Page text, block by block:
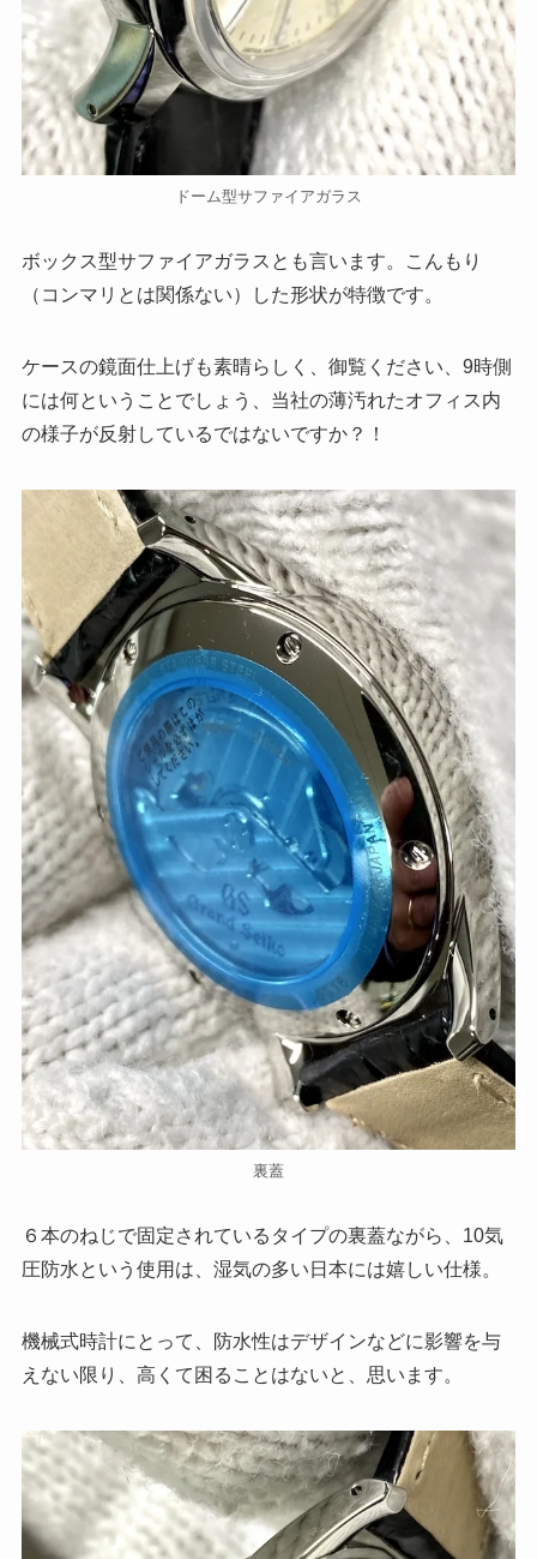
ドーム型サファイアガラス
ボックス型サファイアガラスとも言います。こんもり
（コンマリとは関係ない）した形状が特徴です。
ケースの鏡面仕上げも素晴らしく、御覧ください、9時側
には何ということでしょう、当社の薄汚れたオフィス内
の様子が反射しているではないですか？！
裏蓋
６本のねじで固定されているタイプの裏蓋ながら、10気
圧防水という使用は、湿気の多い日本には嬉しい仕様。
機械式時計にとって、防水性はデザインなどに影響を与
えない限り、高くて困ることはないと、思います。